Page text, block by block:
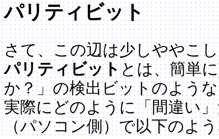
パリティビット
さて、この辺は少しややこ
パリティビット とは、簡単
か？」の検出ビットのよう
実際にどのように「間違い
（パソコン側）で以下のよ